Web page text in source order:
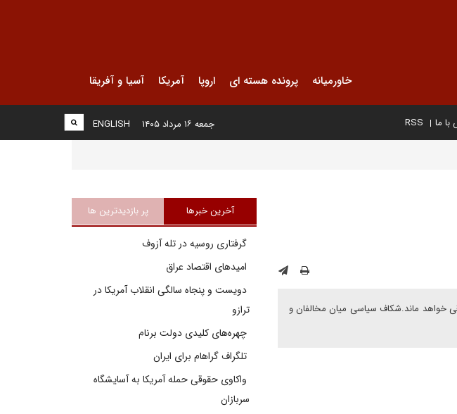
خاورمیانه پرونده هسته ای اروپا آمریکا آسیا و آفریقا
ما RSS
ENGLISH جمعه ۱۶ مرداد ۱۴۰۵
خواهد ماند.شکاف سیاسی میان مخالفان و
آخرین خبرها پر بازدیدترین ها
گرفتاری روسیه در تله آزوف
امیدهای اقتصاد عراق
دویست و پنجاه سالگی انقلاب آمریکا در
ترازو
چهره‌های کلیدی دولت برنام
تلگراف گراهام برای ایران
واکاوی حقوقی حمله آمریکا به آسایشگاه
سربازان